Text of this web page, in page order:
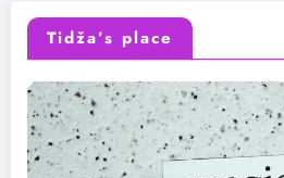
Tidža’s place